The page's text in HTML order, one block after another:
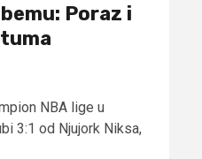
Poraz i
NBA lige u
3:1 od Njujork Niksa,